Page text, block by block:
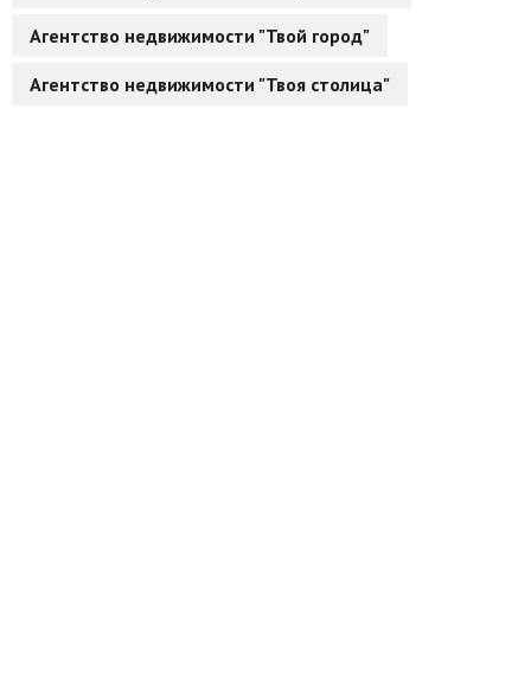
Агентство недвижимости "Твой город"
Агентство недвижимости "Твоя столица"